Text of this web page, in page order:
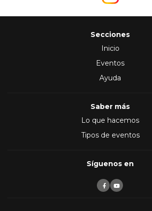
Secciones
Inicio
Eventos
Ayuda
Saber más
Lo que hacemos
Tipos de eventos
Síguenos en